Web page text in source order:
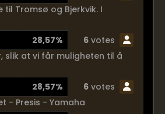
Tromsø og Bjerkvik. I
28,57%
6 votes
at vi får muligheten til å
28,57%
6 votes
- Presis - Yamaha